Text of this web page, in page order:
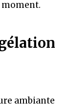
moment.
ambiante